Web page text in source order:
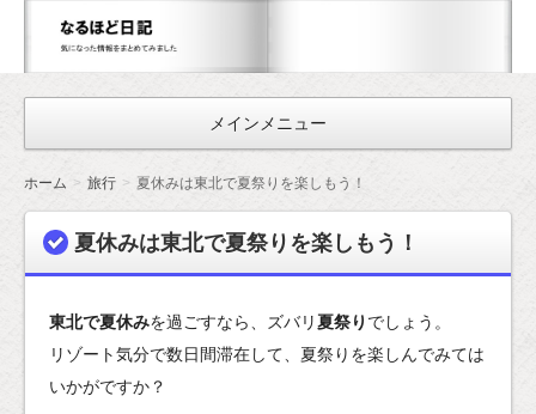
な
る
ほ
日
記
メインメニュー
ホーム 旅行 夏休みは東北で夏祭りを楽しもう！
夏休みは東北で夏祭りを楽しもう！
東北で夏休みを過ごすなら、ズバリ夏祭り でしょう。
リゾート気分で数日間滞在して、夏祭りを楽しんでみては
いかがですか？